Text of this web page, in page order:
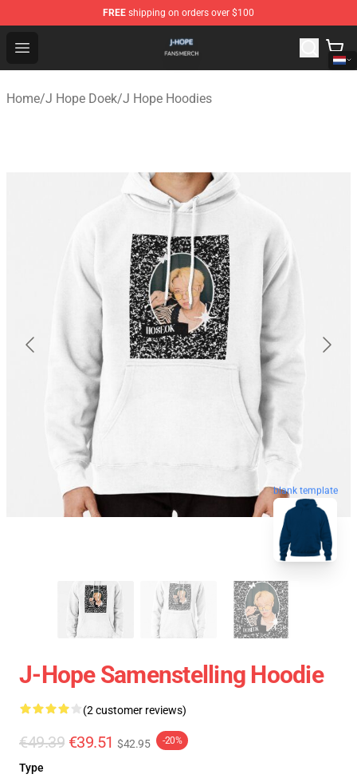
FREE shipping on orders over $100
Open menu
J Hope Shop - Official J Hope Merchandise Store
Home/J Hope Doek/J Hope Hoodies
blank template
J-Hope Samenstelling Hoodie
(2 customer reviews)
€49.39 €39.51 $42.95 -20%
Type